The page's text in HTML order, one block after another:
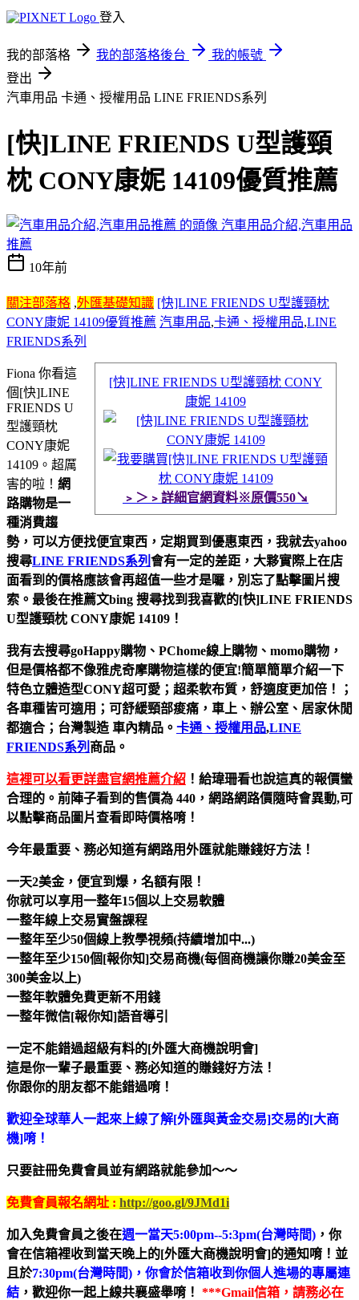
登入
我的部落格 我的部落格後台
我的帳號
登出
汽車用品 卡通、授權用品 LINE FRIENDS系列
[快]LINE FRIENDS U型護頸
枕 CONY康妮 14109優質推薦
汽車用品介紹,汽車用品
推薦
10年前
關注部落格 ,外匯基礎知識 [快]LINE FRIENDS U型護頸枕
CONY康妮 14109優質推薦 汽車用品,卡通、授權用品,LINE
FRIENDS系列
[快]LINE FRIENDS U型護頸枕 CONY
康妮 14109
﹥＞﹥詳細官網資料※原價550↘
Fiona 你看這
個[快]LINE
FRIENDS U
型護頸枕
CONY康妮
14109。超厲
害的啦！ 網
路購物是一
種消費趨
勢，可以方便找便宜東西，定期買到優惠東西，我就去yahoo
搜尋LINE FRIENDS系列 會有一定的差距，大夥實際上在店
面看到的價格應該會再超值一些才是囉，別忘了點擊圖片搜
索。最後在推薦文bing 搜尋找到我喜歡的[快]LINE FRIENDS
U型護頸枕 CONY康妮 14109！
我有去搜尋goHappy購物、PChome線上購物、momo購物，
但是價格都不像雅虎奇摩購物這樣的便宜!簡單簡單介紹一下
特色立體造型CONY超可愛；超柔軟布質，舒適度更加倍！；
各車種皆可適用；可舒緩頸部痠痛，車上、辦公室、居家休閒
都適合；台灣製造 車內精品。 卡通、授權用品,LINE
FRIENDS系列 商品。
這裡可以看更詳盡官網推薦介紹 ！給瑋珊看也說這真的報價蠻
合理的。前陣子看到的售價為 440，網路網路價隨時會異動,可
以點擊商品圖片查看即時價格唷！
今年最重要、務必知​道有網路用外匯就能賺錢好方法！
一天2美金，便宜到爆，名額有限！
你就可以享用一整年15個以上交易軟體
一整年線上交易實盤課程
一整年至少50個線上教學視頻(持續增加中...)
一整年至少150個[報你知]交易商機(每個商機讓你賺20美金至
300美金以上)
一整年軟體免費更新不用錢
一整年微信[報你知]語音導引
一定不能錯過超級有料的[外匯大商機說明會]
這是你一輩子最重要、務必知道的賺錢好方法！
你跟你的朋友都不能錯過唷！
歡迎全球華人一起來上線了解[外匯與黃金交易]交易的[大商
機]唷！
只要註冊免費會員並有網路就能參加～～
免費會員報名網址 : http://goo.gl/9JMd1i
加入免費會員之後在週一當天5:00pm--5:3pm(台灣時間) ，你
會在信箱裡收到當天晚上的[外匯大商機說明會]的通知唷！並
且於7:30pm(台灣時間)，你會於信箱收到你個人進場的專屬連
結 ，歡迎你一起上線共襄盛舉唷！ ***Gmail信箱，請務必在